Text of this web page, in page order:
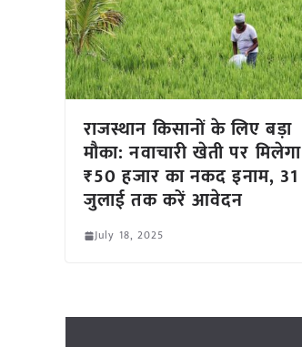
राजस्थान किसानों के लिए बड़ा
मौका: नवाचारी खेती पर मिलेगा
₹50 हजार का नकद इनाम, 31
जुलाई तक करें आवेदन
July 18, 2025